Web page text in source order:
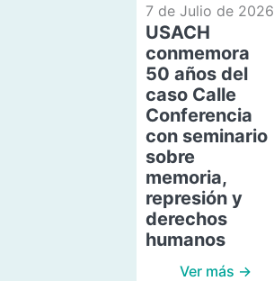
7 de Julio de 2026
USACH
conmemora
50 años del
caso Calle
Conferencia
con seminario
sobre
memoria,
represión y
derechos
humanos
Ver más →